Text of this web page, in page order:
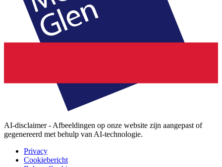
AI-disclaimer - Afbeeldingen op onze website zijn aangepast of
gegenereerd met behulp van AI-technologie.
Privacy
Cookiebericht